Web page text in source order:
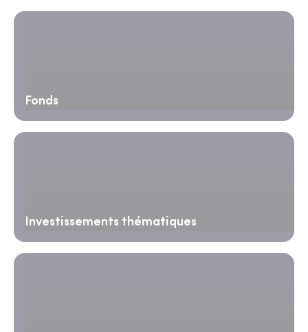
Fonds
Investissements thématiques